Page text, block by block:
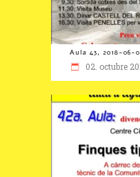
Aula 43, 2018-06-
02. octubre